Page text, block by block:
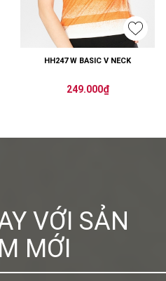
HH247 W BASIC V NECK
249.000₫
VỚI SẢN
MỚI